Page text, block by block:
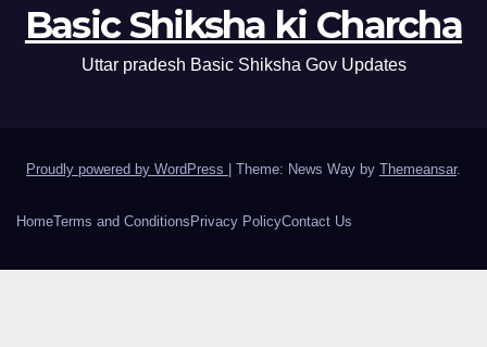
Basic Shiksha ki Charcha
Uttar pradesh Basic Shiksha Gov Updates
Proudly powered by WordPress | Theme: News Way by Themeansar.
HomeTerms and Conditions Privacy PolicyContact Us